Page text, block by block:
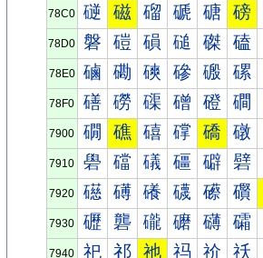
78C0 磀 磁 磂 磃 磄 磅
78D0 磐 磑 磒 磓 磔 磕
78E0 磠 磡 磢 磣 磤 磥
78F0 磰 磱 磲 磳 磴 磵
7900 礀 礁 礂 礃 礄 礅
7910 礐 礑 礒 礓 礔 礕
7920 礠 礡 礢 礣 礤 礥
7930 礰 礱 礲 礳 礴 礵
7940 祀 祁 祂 祃 祄 祅